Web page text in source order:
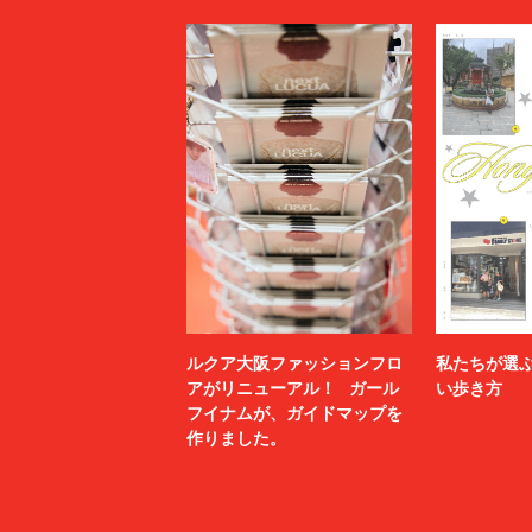
ルクア大阪ファッションフロ
アがリニューアル！ ガール
フイナムが、ガイドマップを
作りました。
私たちが選
い歩き方